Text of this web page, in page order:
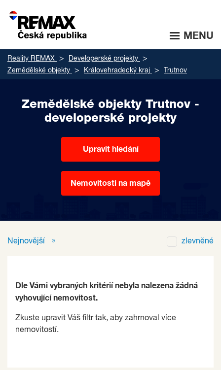
MENU
Reality REMAX
Developerské projekty
Zemědělské objekty
Královehradecký kraj Trutnov
Zemědělské objekty Trutnov -
developerské projekty
Upravit hledání
Nemovitosti na mapě
Nejnovější zlevněné
Dle Vámi vybraných kritérií nebyla nalezena žádná
vyhovující nemovitost.
Zkuste upravit Váš filtr tak, aby zahrnoval více
nemovitostí.